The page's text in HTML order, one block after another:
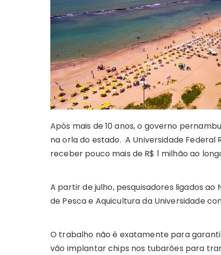
A
p
p
b
o
o
k
e
n
g
er
Li
n
k
st dI
n
r r
a
Após mais de 10 anos, o governo
na orla do estado. A Universidade
receber pouco mais de R$ 1 milhão ao
A partir de julho, pesquisadores ligados
de Pesca e Aquicultura da Universidade
O trabalho não é exatamente para
vão implantar chips nos tubarões para